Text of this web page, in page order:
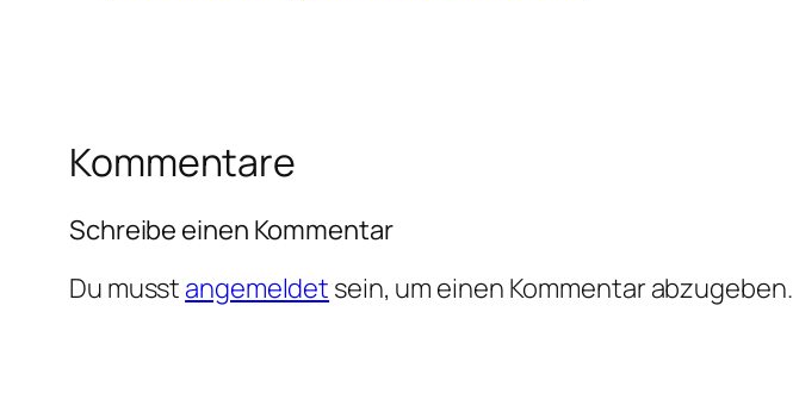
Kommentare
Schreibe einen Kommentar
Du musst angemeldet sein, um einen Kommentar abzugeben.